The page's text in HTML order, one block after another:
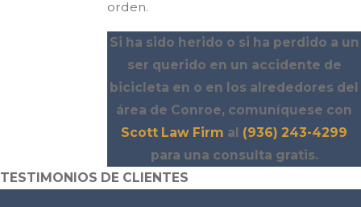
orden.
Si ha sido herido o si ha perdido a un
ser querido en un accidente de
bicicleta en o en los alrededores del
área de Conroe, comuníquese con
Scott Law Firm al (936) 243-4299
para una consulta gratis.
TESTIMONIOS DE CLIENTES